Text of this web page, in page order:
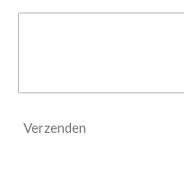
Verzenden